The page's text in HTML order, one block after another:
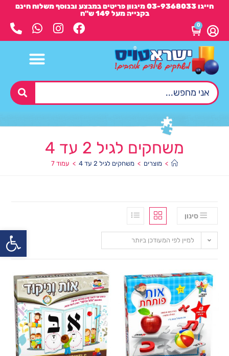
חייגו 03-9368033 מיגוון פריטים במבצע ובנוסף משלוח חינם
בקנייה מעל 149 ש"ח
0
משחקים לגיל 2 עד 4
> מוצרים > משחקים לגיל 2 עד 4 > עמוד 7
סינון
למיין לפי המעודכן ביותר